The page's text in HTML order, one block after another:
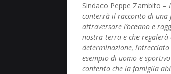
Sindaco Peppe Zambito –
conterrà il racconto di una
attraversare l’oceano e
nostra terra e che
determinazione,
esempio di uomo e
contento che la famiglia